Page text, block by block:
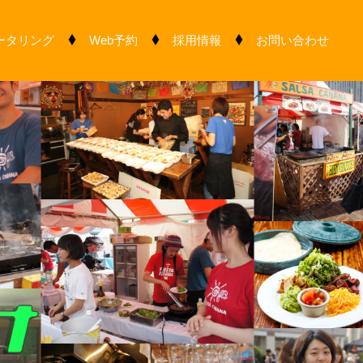
タリング Web予約 採用情報 お問い合わせ